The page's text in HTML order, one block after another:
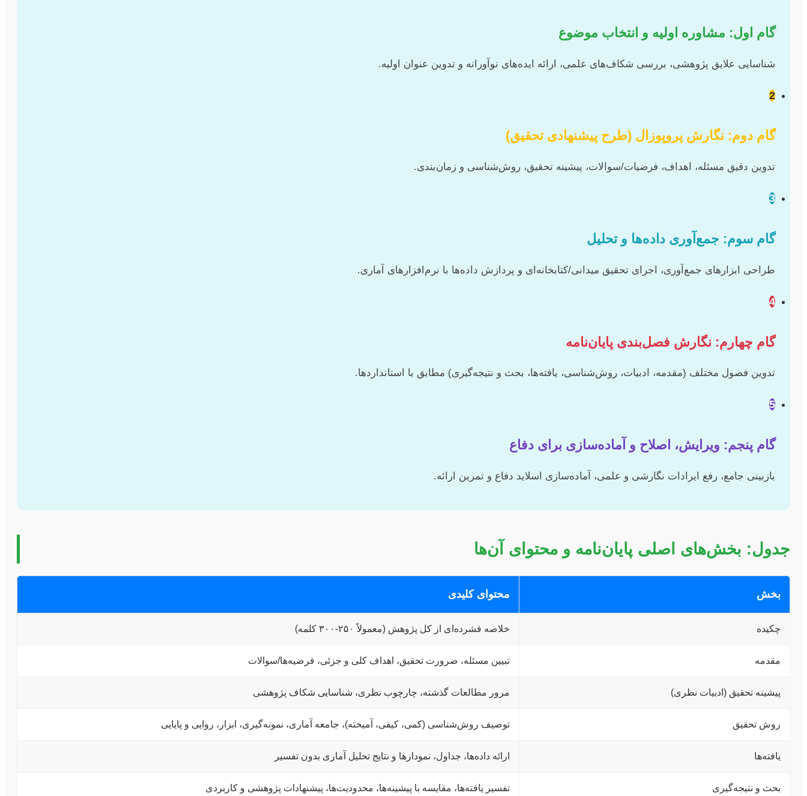
گام اول: مشاوره اولیه و انتخاب موضوع
شناسایی علایق پژوهشی، بررسی شکاف‌های علمی، ارائه ایده‌های نوآورانه و تدوین عنوان اولیه.
2
گام دوم: نگارش پروپوزال (طرح پیشنهادی تحقیق)
تدوین دقیق مسئله، اهداف، فرضیات/سوالات، پیشینه تحقیق، روش‌شناسی و زمان‌بندی.
3
گام سوم: جمع‌آوری داده‌ها و تحلیل
طراحی ابزارهای جمع‌آوری، اجرای تحقیق میدانی/کتابخانه‌ای و پردازش داده‌ها با نرم‌افزارهای آماری.
4
گام چهارم: نگارش فصل‌بندی پایان‌نامه
تدوین فصول مختلف (مقدمه، ادبیات، روش‌شناسی، یافته‌ها، بحث و نتیجه‌گیری) مطابق با استانداردها.
5
گام پنجم: ویرایش، اصلاح و آماده‌سازی برای دفاع
بازبینی جامع، رفع ایرادات نگارشی و علمی، آماده‌سازی اسلاید دفاع و تمرین ارائه.
جدول: بخش‌های اصلی پایان‌نامه و محتوای آن‌ها
بخش محتوای کلیدی
چکیده خلاصه فشرده‌ای از کل پژوهش (معمولاً ۲۵۰-۳۰۰ کلمه)
مقدمه تبیین مسئله، ضرورت تحقیق، اهداف کلی و جزئی، فرضیه‌ها/سوالات
پیشینه تحقیق (ادبیات نظری) مرور مطالعات گذشته، چارچوب نظری، شناسایی شکاف پژوهشی
روش تحقیق توصیف روش‌شناسی (کمی، کیفی، آمیخته)، جامعه آماری، نمونه‌گیری، ابزار، روایی و پایایی
یافته‌ها ارائه داده‌ها، جداول، نمودارها و نتایج تحلیل آماری بدون تفسیر
بحث و نتیجه‌گیری تفسیر یافته‌ها، مقایسه با پیشینه‌ها، محدودیت‌ها، پیشنهادات پژوهشی و کاربردی